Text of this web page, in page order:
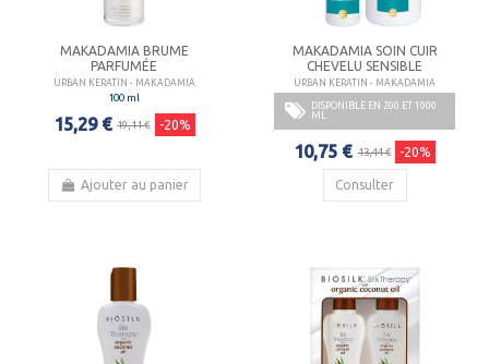
MAKADAMIA BRUME
PARFUMÉE
URBAN KERATIN - MAKADAMIA
100 ml
15,29 € 19,11 € -20%
Ajouter au panier
MAKADAMIA SOIN CUIR
CHEVELU SENSIBLE
URBAN KERATIN - MAKADAMIA
DISPONIBLE EN 200 ET 1000
ML
10,75 € 13,44 € -20%
Consulter